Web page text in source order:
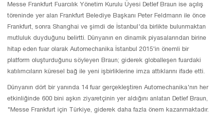
Messe Frankfurt Fuarcılık Yönetim Kurulu Üyesi Detlef Braun ise açılış
töreninde yer alan Frankfurt Belediye Başkanı Peter Feldmann ile önce
Frankfurt, sonra Shanghai ve şimdi de İstanbul'da birlikte bulunmaktan
mutluluk duyduğunu belirtti. Dünyanın en dinamik piyasalarından birine
hitap eden fuar olarak Automechanika İstanbul 2015'in önemli bir
platform oluşturduğunu söyleyen Braun; giderek globalleşen fuardaki
katılımcıların küresel bağ ile yeni işbirliklerine imza attıklarını ifade etti.
Dünyanın dört bir yanında 14 fuar gerçekleştiren Automechanika'nın her
etkinliğinde 600 bini aşkın ziyaretçinin yer aldığını anlatan Detlef Braun,
"Messe Frankfurt için Türkiye, giderek daha fazla önem kazanmaktadır.